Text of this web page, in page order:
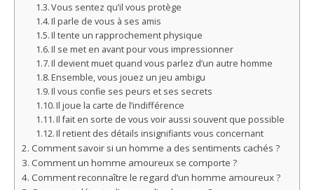
Vous sentez qu’il vous protège
Il parle de vous à ses amis
Il tente un rapprochement physique
Il se met en avant pour vous impressionner
Il devient muet quand vous parlez d’un autre homme
Ensemble, vous jouez un jeu ambigu
Il vous confie ses peurs et ses secrets
Il joue la carte de l’indifférence
Il fait en sorte de vous voir aussi souvent que possible
Il retient des détails insignifiants vous concernant
Comment savoir si un homme a des sentiments cachés ?
Comment un homme amoureux se comporte ?
Comment reconnaître le regard d’un homme amoureux ?